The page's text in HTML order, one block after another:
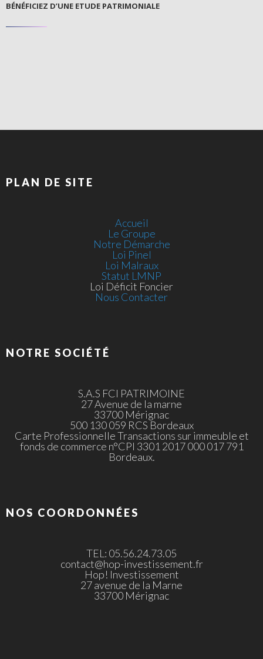
BÉNÉFICIEZ D’UNE ETUDE PATRIMONIALE
PLAN DE SITE
Accueil
Le Groupe
Notre Démarche
Loi Pinel
Loi Malraux
Statut LMNP
Loi Déficit Foncier
Nous Contacter
NOTRE SOCIÉTÉ
S.A.S FCI PATRIMOINE
27 Avenue de la marne
33700 Mérignac
500 130 059 RCS Bordeaux
Carte Professionnelle Transactions sur immeuble et
fonds de commerce n°CPI 3301 2017 000 017 791
Bordeaux.
NOS COORDONNÉES
TEL: 05.56.24.73.05
contact@hop-investissement.fr
Hop! Investissement
27 avenue de la Marne
33700 Mérignac